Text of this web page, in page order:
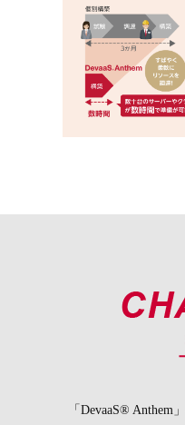
アクセスサー
ビス
SSL-VPN
閉域網接
「DevaaS®